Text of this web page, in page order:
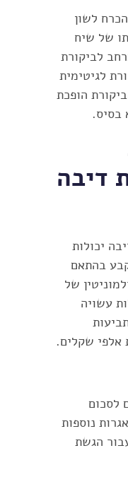
לשון
של שיח
לביקורת
לגיטימית
הופכת
בסיס.
דיבה
יכולות
בהתאם
של
עשויה
אלפי שקלים.
לסכום
נוספות
הגשת